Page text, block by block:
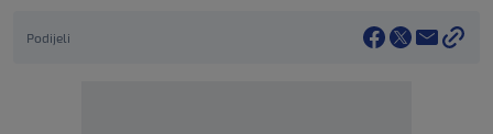
Podijeli